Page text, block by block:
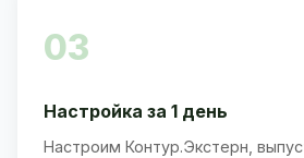
03
Настройка за 1 день
Настроим Контур.Экстерн,